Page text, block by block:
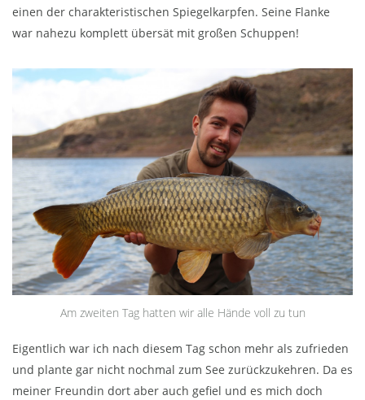
einen der charakteristischen Spiegelkarpfen. Seine Flanke
war nahezu komplett übersät mit großen Schuppen!
Am zweiten Tag hatten wir alle Hände voll zu tun
Eigentlich war ich nach diesem Tag schon mehr als zufrieden
und plante gar nicht nochmal zum See zurückzukehren. Da es
meiner Freundin dort aber auch gefiel und es mich doch